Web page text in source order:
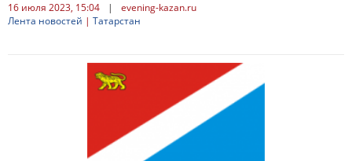
16 июля 2023, 15:04 |
evening-kazan.ru
Лента новостей | Татарстан